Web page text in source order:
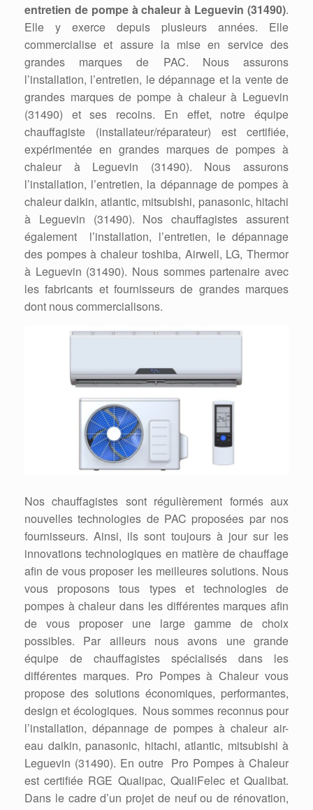
entretien de pompe à chaleur à Leguevin (31490).
Elle y exerce depuis plusieurs années. Elle
commercialise et assure la mise en service des
grandes marques de PAC. Nous assurons
l’installation, l’entretien, le dépannage et la vente de
grandes marques de pompe à chaleur à Leguevin
(31490) et ses recoins. En effet, notre équipe
chauffagiste (installateur/réparateur) est certifiée,
expérimentée en grandes marques de pompes à
chaleur à Leguevin (31490). Nous assurons
l’installation, l’entretien, la dépannage de pompes à
chaleur daikin, atlantic, mitsubishi, panasonic, hitachi
à Leguevin (31490). Nos chauffagistes assurent
également l’installation, l’entretien, le dépannage
des pompes à chaleur toshiba, Airwell, LG, Thermor
à Leguevin (31490). Nous sommes partenaire avec
les fabricants et fournisseurs de grandes marques
dont nous commercialisons.
Nos chauffagistes sont régulièrement formés aux
nouvelles technologies de PAC proposées par nos
fournisseurs. Ainsi, ils sont toujours à jour sur les
innovations technologiques en matière de chauffage
afin de vous proposer les meilleures solutions. Nous
vous proposons tous types et technologies de
pompes à chaleur dans les différentes marques afin
de vous proposer une large gamme de choix
possibles. Par ailleurs nous avons une grande
équipe de chauffagistes spécialisés dans les
différentes marques. Pro Pompes à Chaleur vous
propose des solutions économiques, performantes,
design et écologiques. Nous sommes reconnus pour
l’installation, dépannage de pompes à chaleur air-
eau daikin, panasonic, hitachi, atlantic, mitsubishi à
Leguevin (31490). En outre Pro Pompes à Chaleur
est certifiée RGE Qualipac, QualiFelec et Qualibat.
Dans le cadre d’un projet de neuf ou de rénovation,